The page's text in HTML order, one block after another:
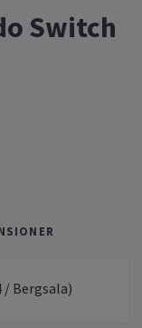
Switch
/ Bergsala)